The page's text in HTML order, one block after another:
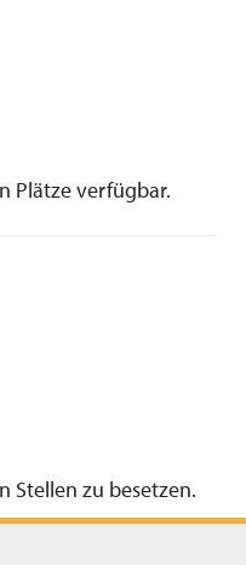
Plätze verfügbar.
Stellen zu besetzen.